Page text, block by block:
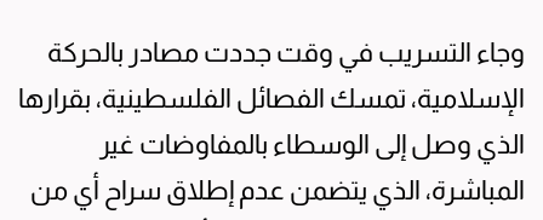
وجاء التسريب في وقت جددت مصادر بالحركة
الإسلامية، تمسك الفصائل الفلسطينية، بقرارها
الذي وصل إلى الوسطاء بالمفاوضات غير
المباشرة، الذي يتضمن عدم إطلاق سراح أي من